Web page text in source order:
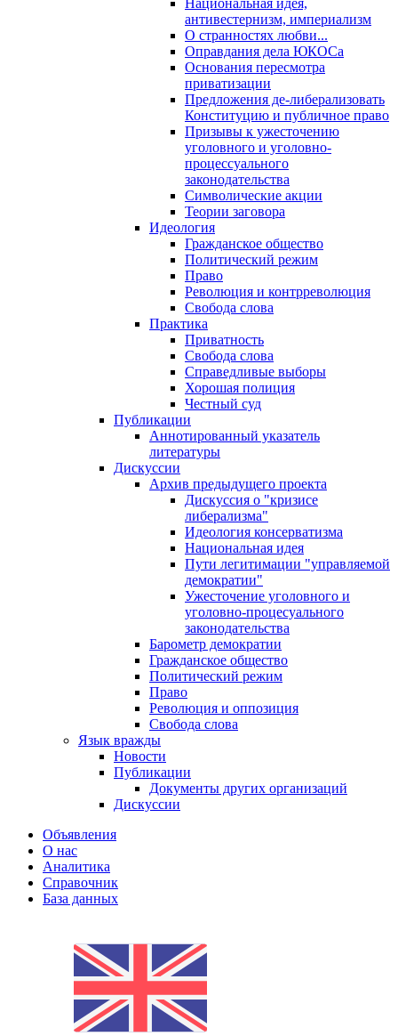
Национальная идея,
антивестернизм, империализм
О странностях любви...
Оправдания дела ЮКОСа
Основания пересмотра
приватизации
Предложения де-либерализовать
Конституцию и публичное право
Призывы к ужесточению
уголовного и уголовно-
процессуального
законодательства
Символические акции
Теории заговора
Идеология
Гражданское общество
Политический режим
Право
Революция и контрреволюция
Свобода слова
Практика
Приватность
Свобода слова
Справедливые выборы
Хорошая полиция
Честный суд
Публикации
Аннотированный указатель
литературы
Дискуссии
Архив предыдущего проекта
Дискуссия о "кризисе
либерализма"
Идеология консерватизма
Национальная идея
Пути легитимации "управляемой
демократии"
Ужесточение уголовного и
уголовно-процесуального
законодательства
Барометр демократии
Гражданское общество
Политический режим
Право
Революция и оппозиция
Свобода слова
Язык вражды
Новости
Публикации
Документы других организаций
Дискуссии
Объявления
О нас
Аналитика
Справочник
База данных